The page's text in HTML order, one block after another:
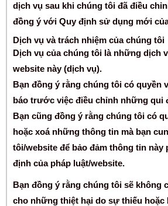
dịch vụ sau khi chúng tôi đã điều
đồng ý với Quy định sử dụng mới
Dịch vụ và trách nhiệm của chúng tôi
Dịch vụ của chúng tôi là những dịch
website này (dịch vụ).
Bạn đồng ý rằng chúng tôi có quyền
báo trước việc điều chỉnh những qui
Bạn cũng đồng ý rằng chúng tôi có
hoặc xoá những thông tin mà bạn
tôi/website để bảo đảm thông tin
định của pháp luật/website.
Bạn đồng ý rằng chúng tôi sẽ không
cho những thiệt hại do sự thiếu hoặc